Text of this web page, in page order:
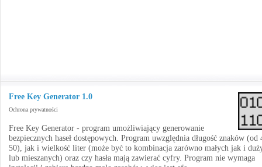
Free Key Generator 1.0
Ochrona prywatności
Free Key Generator - program umożliwiający generowanie
bezpiecznych haseł dostępowych. Program uwzględnia długość znaków (od
50), jak i wielkość liter (może być to kombinacja zarówno małych jak i
lub mieszanych) oraz czy hasła mają zawierać cyfry. Program nie wymaga